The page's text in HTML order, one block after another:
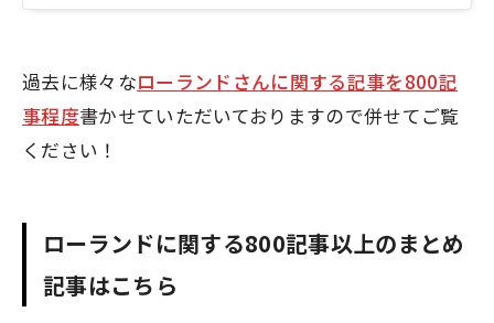
過去に様々なローランドさんに関する記事を800記
事程度書かせていただいておりますので併せてご覧
ください！
ローランドに関する800記事以上のまとめ
記事はこちら